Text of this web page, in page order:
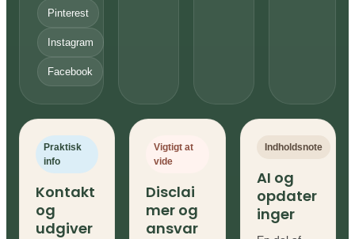
Pinterest
Instagram
Facebook
Praktisk
info
Kontakt
og
udgiver
Vigtigt at
vide
Disclai
mer og
ansvar
Indholdsnote
AI og
opdater
inger